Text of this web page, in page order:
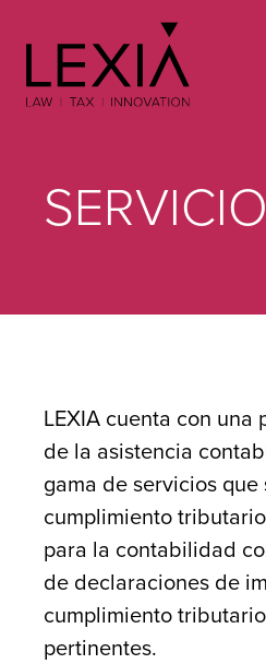
Search for:
LEXIA cuenta con
de la asistencia
gama de servicios
cumplimiento
para la contabilidad
de declaraciones de
cumplimiento
pertinentes.